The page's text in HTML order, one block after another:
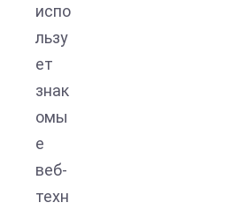
испо
льзу
ет
знак
омы
е
веб-
техн